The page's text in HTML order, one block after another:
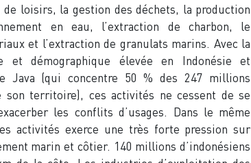
de loisirs, la gestion des déchets, la production
en eau, l’extraction de charbon, le
et l’extraction de granulats marins. Avec la
et démographique élevée en Indonésie et
Java (qui concentre 50 % des 247 millions
son territoire), ces activités ne cessent de se
les conflits d’usages. Dans le même
activités exerce une très forte pression sur
marin et côtier. 140 millions d’indonésiens